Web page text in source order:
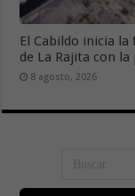
El Cabildo inicia
de La Rajita con
8 agosto, 2026